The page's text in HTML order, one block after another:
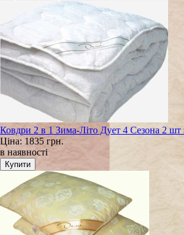
Ковдри 2 в 1 Зима-Літо Дует 4 Сезона 2
Ціна: 1835 грн.
в наявності